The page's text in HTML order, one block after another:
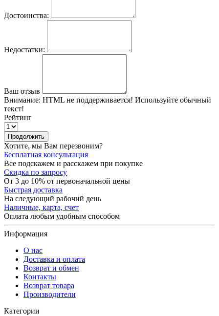
Достоинства:
Недостатки:
Ваш отзыв
Внимание: HTML не поддерживается! Используйте обычный
текст!
Рейтинг
Продолжить
Хотите, мы Вам перезвоним?
Бесплатная консультация
Все подскажем и расскажем при покупке
Скидка по запросу
От 3 до 10% от первоначальной цены
Быстрая доставка
На следующий рабочий день
Наличные, карта, счет
Оплата любым удобным способом
Информация
О нас
Доставка и оплата
Возврат и обмен
Контакты
Возврат товара
Производители
Категории